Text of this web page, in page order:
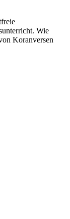
Wie
Koranversen